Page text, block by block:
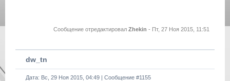
Сообщение отредактировал Zhekin - Пт, 27 Ноя 2015, 11:51
dw_tn
Дата: Вс, 29 Ноя 2015, 04:49 | Сообщение #1155